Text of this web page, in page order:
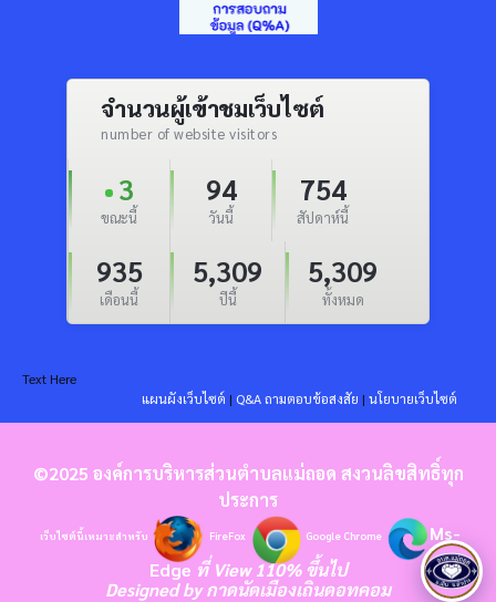
จำนวนผู้เข้าชมเว็บไซต์
number of website visitors
3
ขณะนี้
94
วันนี้
754
สัปดาห์นี้
935
เดือนนี้
5,309
ปีนี้
5,309
ทั้งหมด
Text Here
แผนผังเว็บไซต์ | Q&A ถามตอบข้อสงสัย | นโยบายเว็บไซต์
©2025 องค์การบริหารส่วนตำบลแม่ถอด สงวนลิขสิทธิ์ทุก
ประการ
เว็บไซต์นี้เหมาะสำหรับ FireFox Google Chrome
Ms-
Edge ที่ View 110% ขึ้นไป
Designed byกาดนัดเมืองเถินดอทคอม